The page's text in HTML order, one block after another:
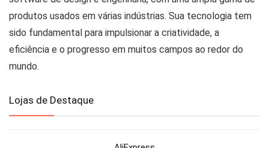
produtos usados em várias indústrias. Sua tecnologia tem
sido fundamental para impulsionar a criatividade, a
eficiência e o progresso em muitos campos ao redor do
mundo.
Lojas de Destaque